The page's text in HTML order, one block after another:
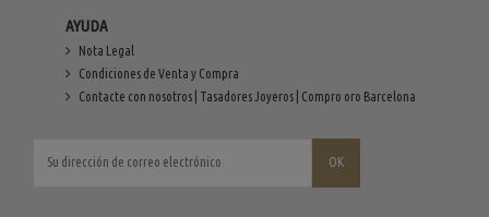
AYUDA
Nota Legal
Condiciones de Venta y Compra
Contacte con nosotros | Tasadores Joyeros | Compro oro Barcelona